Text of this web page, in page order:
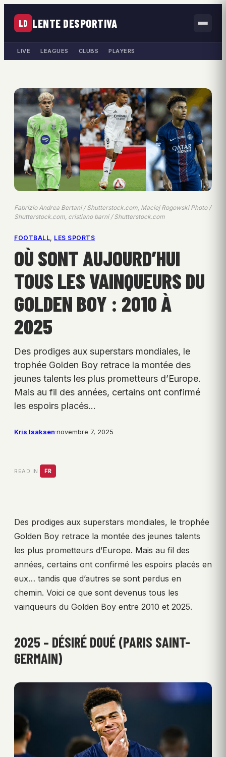
LD LENTE DESPORTIVA
LIVE LEAGUES CLUBS PLAYERS
Fabrizio Andrea Bertani / Shutterstock.com, Maciej Rogowski Photo /
Shutterstock.com, cristiano barni / Shutterstock.com
FOOTBALL, LES SPORTS
OÙ SONT AUJOURD’HUI
TOUS LES VAINQUEURS DU
GOLDEN BOY : 2010 À
2025
Des prodiges aux superstars mondiales, le
trophée Golden Boy retrace la montée des
jeunes talents les plus prometteurs d’Europe.
Mais au fil des années, certains ont confirmé
les espoirs placés…
Kris Isaksen·novembre 7, 2025
READ IN: FR
Des prodiges aux superstars mondiales, le trophée
Golden Boy retrace la montée des jeunes talents
les plus prometteurs d’Europe. Mais au fil des
années, certains ont confirmé les espoirs placés en
eux… tandis que d’autres se sont perdus en
chemin. Voici ce que sont devenus tous les
vainqueurs du Golden Boy entre 2010 et 2025.
2025 – DÉSIRÉ DOUÉ (PARIS SAINT-
GERMAIN)